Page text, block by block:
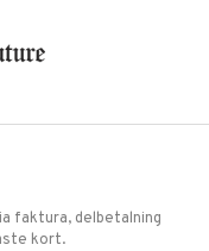
faktura, delbetalning
kort.